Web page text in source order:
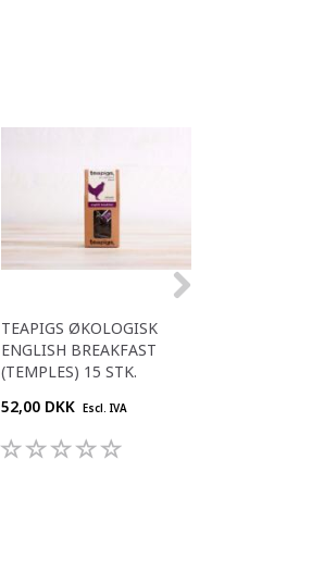
TEAPIGS ØKOLOGISK
ENGLISH BREAKFAST
(TEMPLES) 15 STK.
52,00 DKK
Escl. IVA